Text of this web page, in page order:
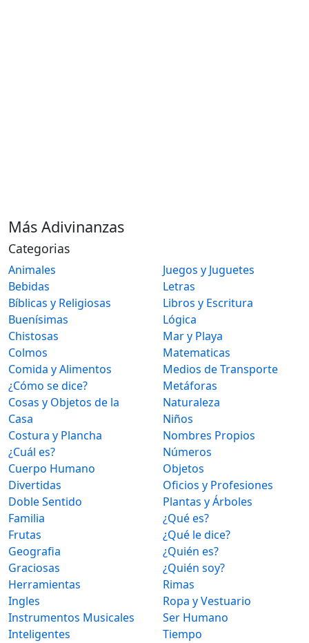
Más Adivinanzas
Categorias
Animales
Bebidas
Bíblicas y Religiosas
Buenísimas
Chistosas
Colmos
Comida y Alimentos
¿Cómo se dice?
Cosas y Objetos de la
Casa
Costura y Plancha
¿Cuál es?
Cuerpo Humano
Divertidas
Doble Sentido
Familia
Frutas
Geografia
Graciosas
Herramientas
Ingles
Instrumentos Musicales
Inteligentes
Juegos y Juguetes
Letras
Libros y Escritura
Lógica
Mar y Playa
Matematicas
Medios de Transporte
Metáforas
Naturaleza
Niños
Nombres Propios
Números
Objetos
Oficios y Profesiones
Plantas y Árboles
¿Qué es?
¿Qué le dice?
¿Quién es?
¿Quién soy?
Rimas
Ropa y Vestuario
Ser Humano
Tiempo